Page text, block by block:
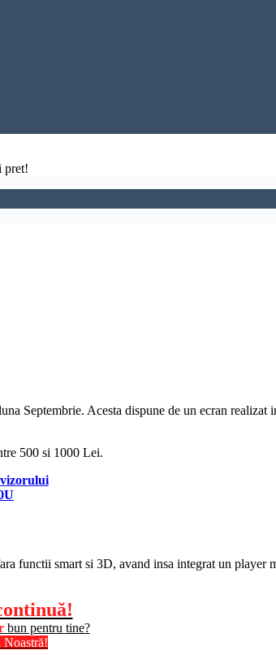
pret!
Septembrie. Acesta dispune de un ecran realizat
500 si 1000 Lei.
functii smart si 3D, avand insa integrat un player
bun pentru tine?
Noastră!